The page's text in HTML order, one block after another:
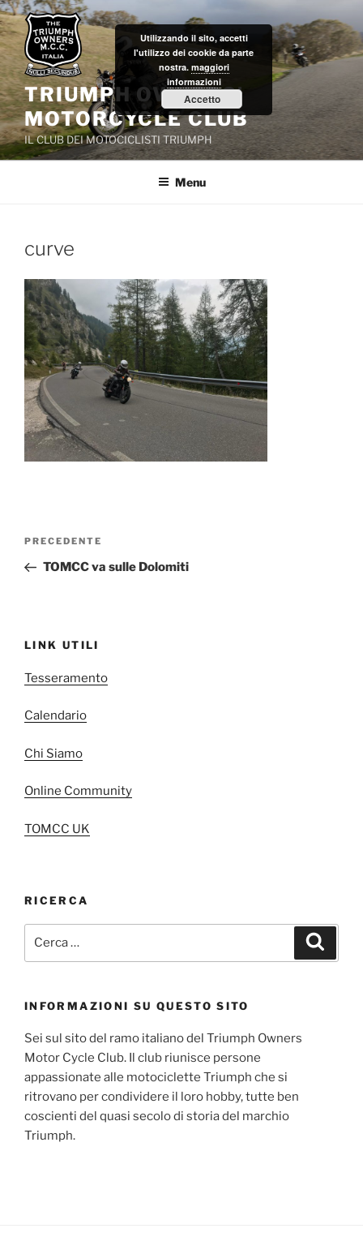
Salta
al
contenuto
TRIUMPH OWNERS'
MOTORCYCLE CLUB
IL CLUB DEI MOTOCICLISTI TRIUMPH
Menu
curve
Navigazione
Articolo
precedente:
PRECEDENTE
TOMCC va sulle Dolomiti
LINK UTILI
Tesseramento
Calendario
Chi Siamo
Online Community
TOMCC UK
RICERCA
INFORMAZIONI SU QUESTO SITO
Sei sul sito del ramo italiano del Triumph Owners
Motor Cycle Club. Il club riunisce persone
appassionate alle motociclette Triumph che si
ritrovano per condividere il loro hobby, tutte ben
coscienti del quasi secolo di storia del marchio
Triumph.
Utilizzando il sito, accetti
l'utilizzo dei cookie da parte
nostra. maggiori
informazioni
Accetto